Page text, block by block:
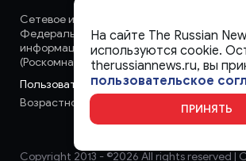
Сетевое издание «runews» (18+)
Федеральной службе по надзору в сфере
информационных технологий и массовых
(Роскомнадзор)
Пользовательское соглашение
Возрастное ограничение:
Copyright 2013 - ©2026 All rights reserved |
На сайте The Russian
используются cookie.
therussiannews.ru, вы
пользовательское
ПРИНЯТЬ